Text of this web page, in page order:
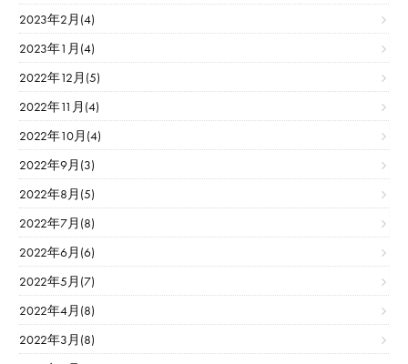
2023年2月(4)
2023年1月(4)
2022年12月(5)
2022年11月(4)
2022年10月(4)
2022年9月(3)
2022年8月(5)
2022年7月(8)
2022年6月(6)
2022年5月(7)
2022年4月(8)
2022年3月(8)